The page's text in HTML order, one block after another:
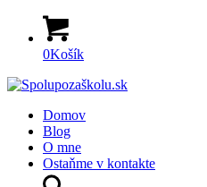
0Košík
Domov
Blog
O mne
Ostaňme v kontakte